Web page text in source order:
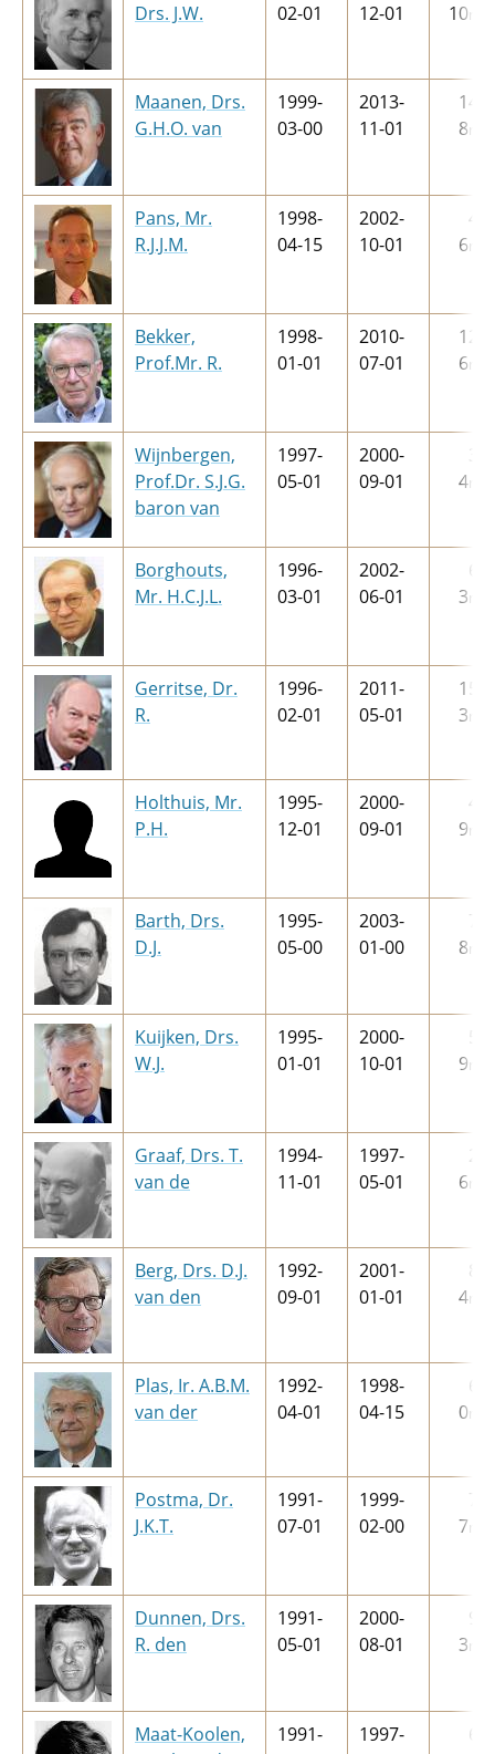
Drs. J.W.
02-01
12-01
10m
Maanen, Drs.
G.H.O. van
1999-
03-00
2013-
11-01
14
8m
Pans, Mr.
R.J.J.M.
1998-
04-15
2002-
10-01
4
6m
Bekker,
Prof.Mr. R.
1998-
01-01
2010-
07-01
12
6m
Wijnbergen,
Prof.Dr. S.J.G.
baron van
1997-
05-01
2000-
09-01
3
4m
Borghouts,
Mr. H.C.J.L.
1996-
03-01
2002-
06-01
6
3m
Gerritse, Dr.
R.
1996-
02-01
2011-
05-01
15
3m
Holthuis, Mr.
P.H.
1995-
12-01
2000-
09-01
4
9m
Barth, Drs.
D.J.
1995-
05-00
2003-
01-00
7
8m
Kuijken, Drs.
W.J.
1995-
01-01
2000-
10-01
9m
Graaf, Drs. T.
van de
1994-
11-01
1997-
05-01
2
6m
Berg, Drs. D.J.
van den
1992-
09-01
2001-
01-01
8
4m
Plas, Ir. A.B.M.
van der
1992-
04-01
1998-
04-15
6
0m
Postma, Dr.
J.K.T.
1991-
07-01
1999-
02-00
7
7m
Dunnen, Drs.
R. den
1991-
05-01
2000-
08-01
9
3m
Maat-Koolen,
1991-
1997-
6